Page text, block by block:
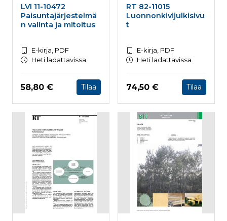
LVI 11-10472
Paisuntajärjestelmä
n valinta ja mitoitus
E-kirja, PDF
Heti ladattavissa
Hinta nyt
58,80 € Tilaa
RT 82-11015
Luonnonkivijulkisivu
t
E-kirja, PDF
Heti ladattavissa
Hinta nyt
74,50 € Tilaa